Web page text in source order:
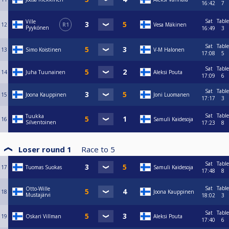
16:42 7
12
Ville
Pyykönen
R1 Vesa Mäkinen
Sat
16:49
Table
3
13 Simo Koistinen V-M Halonen
Sat
17:08
Table
5
14 Juha Tuunainen Aleksi Pouta
Sat
17:09
Table
6
15 Joona Kauppinen Joni Luomanen
Sat
17:17
Table
3
16
Tuukka
Silventoinen
Samuli Kaidesoja
Sat
17:23
Table
8
Loser round 1 Race to 5
17 Tuomas Suokas Samuli Kaidesoja
Sat
17:48
Table
8
18
Otto-Wille
Mustajärvi
Joona Kauppinen
Sat
18:02
Table
3
19 Oskari Villman Aleksi Pouta
Sat
17:40
Table
6